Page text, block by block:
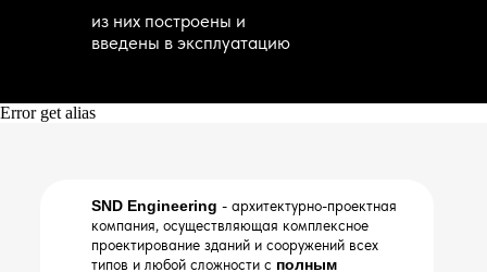
из них построены и
введены в эксплуатацию
Error get alias
SND Engineering - архитектурно-проектная
компания, осуществляющая комплексное
проектирование зданий и сооружений всех
типов и любой сложности с полным